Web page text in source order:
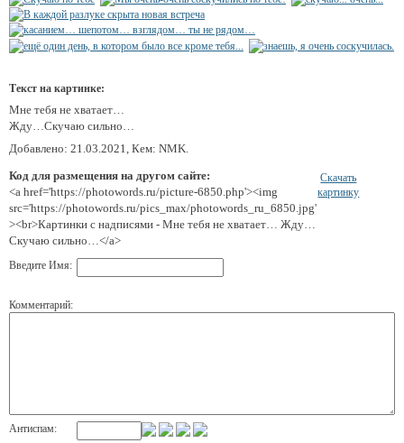
Текст на картинке:
Мне тебя не хватает…
Жду…Скучаю сильно…
Добавлено: 21.03.2021, Кем: NMK.
Код для размещения на другом сайте:
<a href='https://photowords.ru/picture-6850.php'><img
src='https://photowords.ru/pics_max/photowords_ru_6850.jpg'
><br>Картинки с надписями - Мне тебя не хватает… Жду…
Скучаю сильно…</a>
Скачать
картинку
Введите Имя:
Комментарий:
Антиспам: